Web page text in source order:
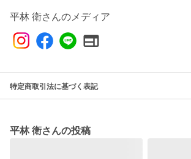
平林 衛さんのメディア
特定商取引法に基づく表記
平林 衛さんの投稿